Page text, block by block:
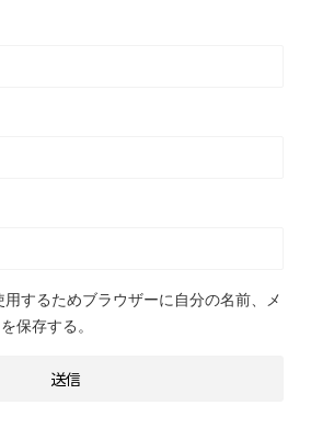
するためブラウザーに自分の名前、メ
保存する。